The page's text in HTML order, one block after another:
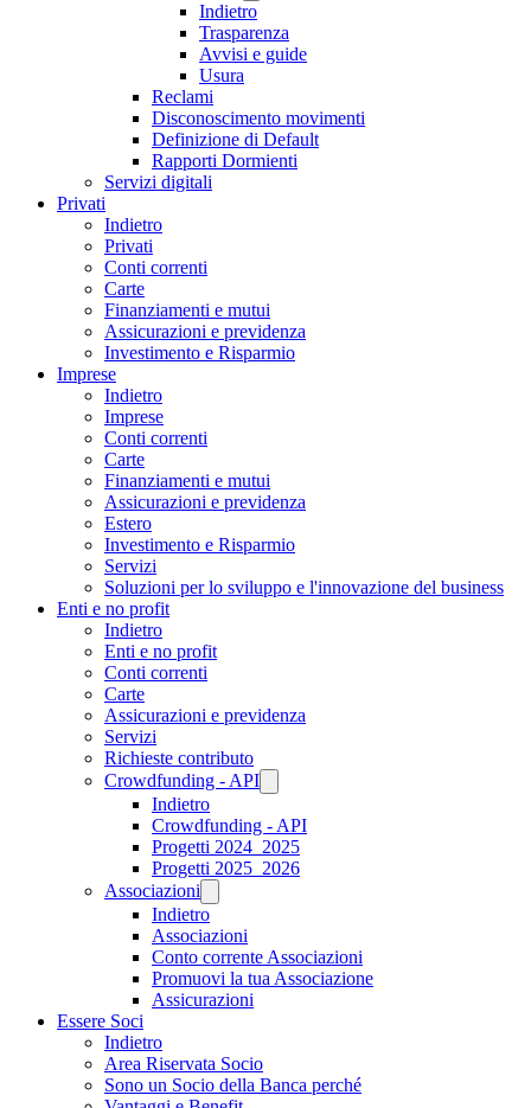
Indietro
Trasparenza
Avvisi e guide
Usura
Reclami
Disconoscimento movimenti
Definizione di Default
Rapporti Dormienti
Servizi digitali
Privati
Indietro
Privati
Conti correnti
Carte
Finanziamenti e mutui
Assicurazioni e previdenza
Investimento e Risparmio
Imprese
Indietro
Imprese
Conti correnti
Carte
Finanziamenti e mutui
Assicurazioni e previdenza
Estero
Investimento e Risparmio
Servizi
Soluzioni per lo sviluppo e l'innovazione del business
Enti e no profit
Indietro
Enti e no profit
Conti correnti
Carte
Assicurazioni e previdenza
Servizi
Richieste contributo
Crowdfunding - API
Indietro
Crowdfunding - API
Progetti 2024_2025
Progetti 2025_2026
Associazioni
Indietro
Associazioni
Conto corrente Associazioni
Promuovi la tua Associazione
Assicurazioni
Essere Soci
Indietro
Area Riservata Socio
Sono un Socio della Banca perché